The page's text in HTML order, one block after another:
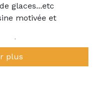
glaces...etc
motivée et
au abords du
est saisonnier
chaque année,
plus